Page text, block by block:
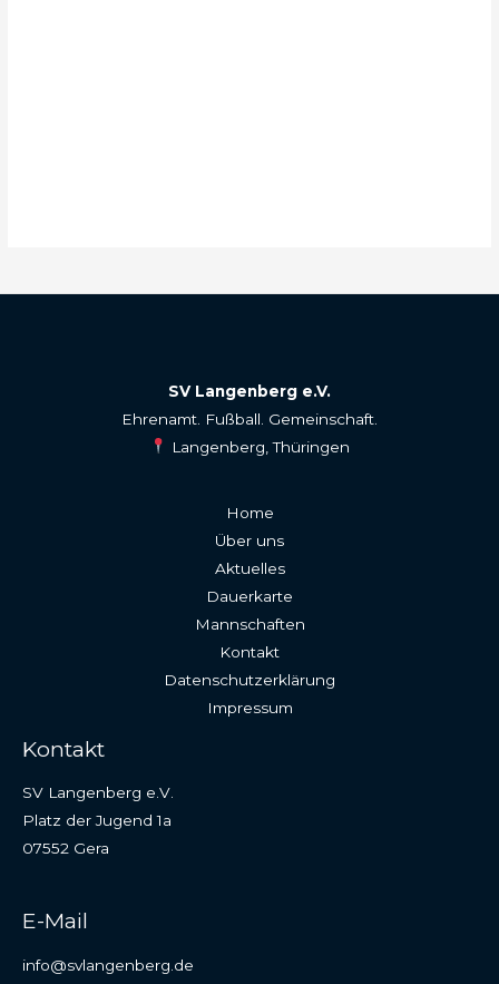
SV Langenberg e.V.
Ehrenamt. Fußball. Gemeinschaft.
Langenberg, Thüringen
Home
Über uns
Aktuelles
Dauerkarte
Mannschaften
Kontakt
Datenschutzerklärung
Impressum
Kontakt
SV Langenberg e.V.
Platz der Jugend 1a
07552 Gera
E-Mail
info@svlangenberg.de